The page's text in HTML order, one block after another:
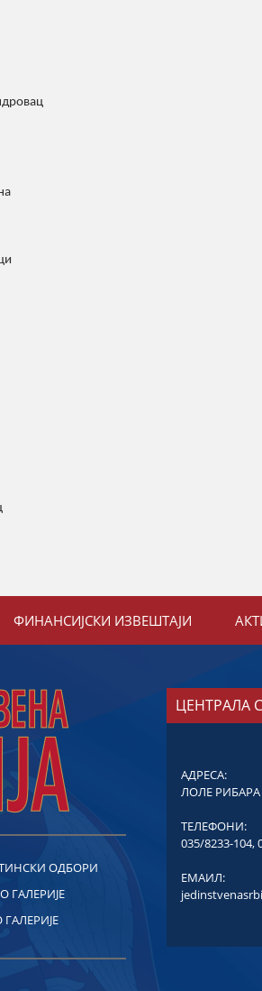
ФИНАНСИЈСКИ ИЗВЕШТАЈИ
ОДБОРИ
ГАЛЕРИЈЕ
ЦЕНТРАЛА
АДРЕСА:
ЛОЛЕ РИБАРА
ТЕЛЕФОНИ:
035/8233-104,
ЕМАИЛ: